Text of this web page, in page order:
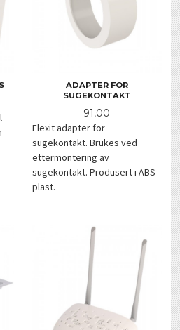
ADAPTER FOR
SUGEKONTAKT
Pris
91,00
Flexit adapter for
sugekontakt. Brukes ved
ettermontering av
sugekontakt. Produsert i ABS-
plast.